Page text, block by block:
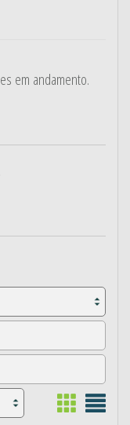
em andamento.